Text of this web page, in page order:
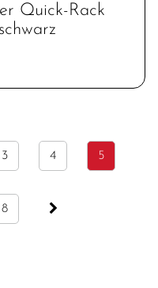
Quick-Rack
3 4 5
8